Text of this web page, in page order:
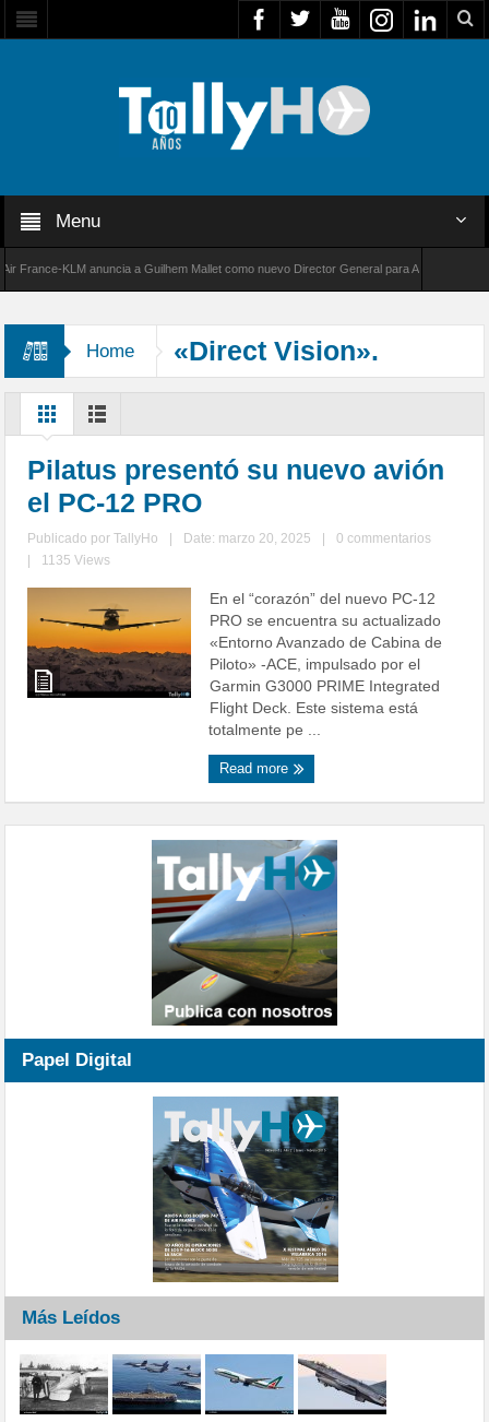
Menu
KLM anuncia a Guilhem Mallet como nuevo Director General para América Latina
Home «Direct Vision».
Pilatus presentó su nuevo avión
el PC-12 PRO
Publicado porTallyHo Date: marzo 20, 2025
0 commentarios
1135 Views
En el “corazón” del nuevo PC-12
PRO se encuentra su actualizado
«Entorno Avanzado de Cabina de
Piloto» -ACE, impulsado por el
Garmin G3000 PRIME Integrated
Flight Deck. Este sistema está
totalmente pe ...
Read more
Papel Digital
Más Leídos